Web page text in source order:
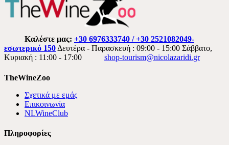
Καλέστε μας: +30 6976333740 / +30 2521082049-
εσωτερικό 150Δευτέρα - Παρασκευή : 09:00 - 15:00 Σάββατο,
Κυριακή : 11:00 - 17:00
shop-tourism@nicolazaridi.gr
TheWineZoo
Σχετικά με εμάς
Επικοινωνία
NLWineClub
Πληροφορίες